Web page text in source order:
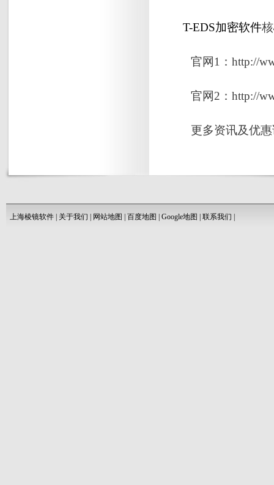
T-EDS加密软件
官网1：http://
官网2：http://
更多资讯及优惠
上海棱镜软件 关于我们 网站地图 百度地图 Google地图 联系我们